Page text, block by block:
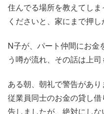
住んでる場所を教えてし
くださいと、家にまで押し
N子が、パート仲間にお金
う噂が流れ、その話は上司
ある朝、朝礼で警告があり
従業員同士のお金の貸し
告しましたが、絶対にしな